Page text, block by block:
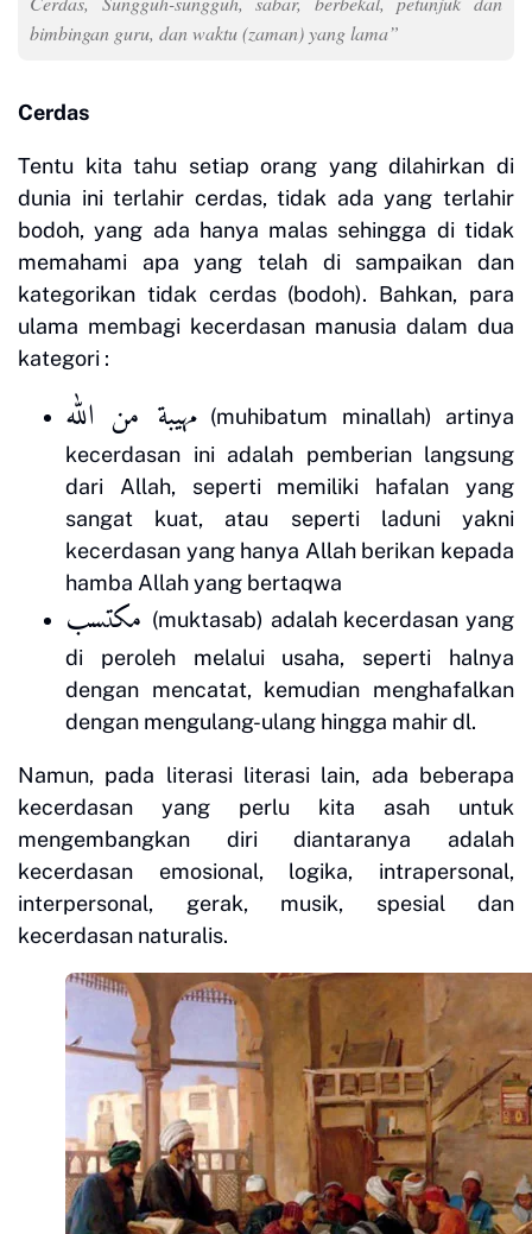
bimbingan guru, dan waktu (zaman) yang lama”
Cerdas
Tentu kita tahu setiap orang yang dilahirkan di
dunia ini terlahir cerdas, tidak ada yang terlahir
bodoh, yang ada hanya malas sehingga di tidak
memahami apa yang telah di sampaikan dan
kategorikan tidak cerdas (bodoh). Bahkan, para
ulama membagi kecerdasan manusia dalam dua
kategori :
مهيبة من الله(muhibatum minallah) artinya
kecerdasan ini adalah pemberian langsung
dari Allah, seperti memiliki hafalan yang
sangat kuat, atau seperti laduni yakni
kecerdasan yang hanya Allah berikan kepada
hamba Allah yang bertaqwa
(muktasab) adalah kecerdasan yang
di peroleh melalui usaha, seperti halnya
dengan mencatat, kemudian menghafalkan
dengan mengulang-ulang hingga mahir dl.
Namun, pada literasi literasi lain, ada beberapa
kecerdasan yang perlu kita asah untuk
mengembangkan diri diantaranya adalah
kecerdasan emosional, logika, intrapersonal,
interpersonal, gerak, musik, spesial dan
kecerdasan naturalis.